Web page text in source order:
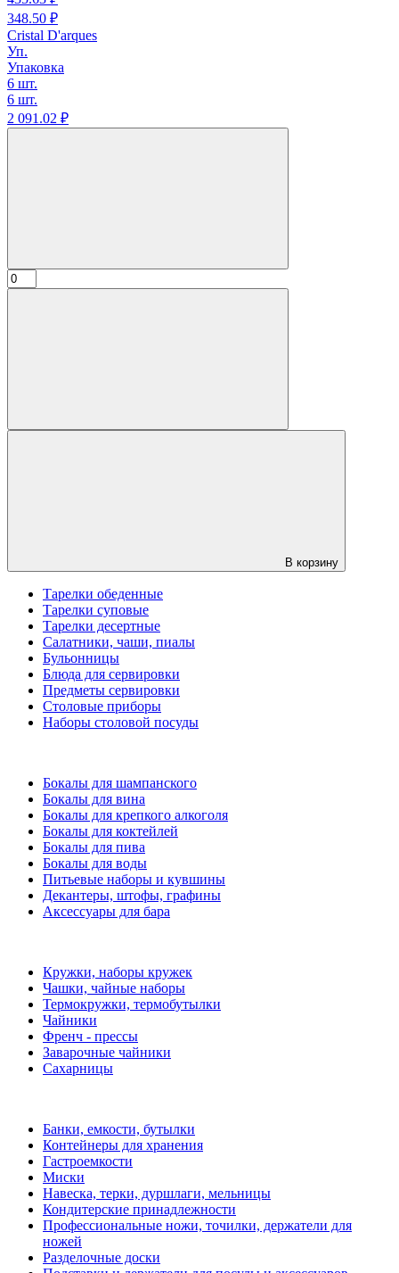
348.50 ₽
Cristal D'arques
Уп.
Упаковка
6 шт.
6 шт.
2 091.02 ₽
В корзину
Тарелки обеденные
Тарелки суповые
Тарелки десертные
Салатники, чаши, пиалы
Бульонницы
Блюда для сервировки
Предметы сервировки
Столовые приборы
Наборы столовой посуды
Бокалы для шампанского
Бокалы для вина
Бокалы для крепкого алкоголя
Бокалы для коктейлей
Бокалы для пива
Бокалы для воды
Питьевые наборы и кувшины
Декантеры, штофы, графины
Аксессуары для бара
Кружки, наборы кружек
Чашки, чайные наборы
Термокружки, термобутылки
Чайники
Френч - прессы
Заварочные чайники
Сахарницы
Банки, емкости, бутылки
Контейнеры для хранения
Гастроемкости
Миски
Навеска, терки, дуршлаги, мельницы
Кондитерские принадлежности
Профессиональные ножи, точилки, держатели для
ножей
Разделочные доски